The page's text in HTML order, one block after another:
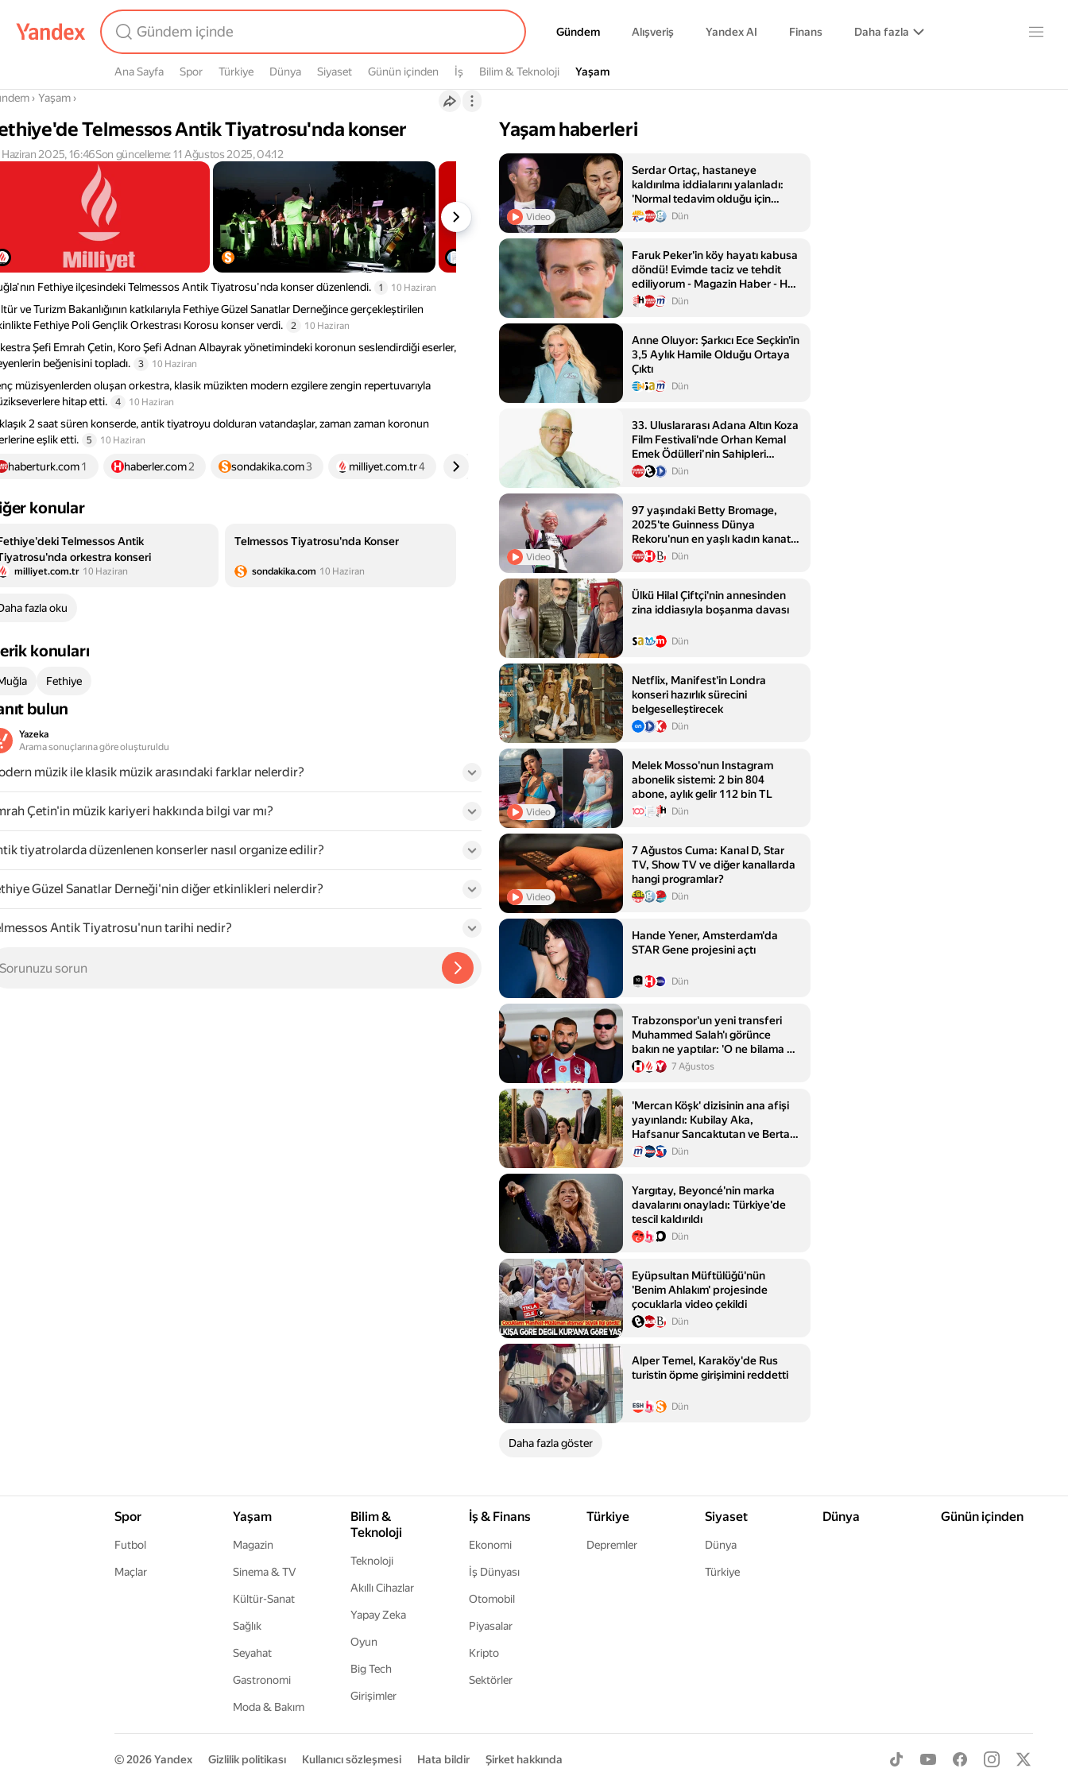
Gündem
Gündem Alışveriş Yandex AI Finans Daha fazla
Ana Sayfa Spor Türkiye Dünya Siyaset Günün içinden İş Bilim & Teknoloji Yaşam
Yaşam
› Yaşam ›
Telmessos Antik Tiyatrosu'nda konser
2025, 16:46Son güncelleme: 11 Ağustos 2025, 04:12
Fethiye ilçesindeki Telmessos Antik Tiyatrosu'nda konser düzenlendi. 1 10 Haziran
ve Turizm Bakanlığının katkılarıyla Fethiye Güzel Sanatlar Derneğince gerçekleştirilen
Fethiye Poli Gençlik Orkestrası Korosu konser verdi.
2 10 Haziran
Şefi Emrah Çetin, Koro Şefi Adnan Albayrak yönetimindeki koronun seslendirdiği eserler,
beğenisini topladı.
3 10 Haziran
müzisyenlerden oluşan orkestra, klasik müzikten modern ezgilere zengin repertuvarıyla
hitap etti.
4 10 Haziran
2 saat süren konserde, antik tiyatroyu dolduran vatandaşlar, zaman zaman koronun
eşlik etti.
5 10 Haziran
haberturk.com1 haberler.com2 sondakika.com3 milliyet.com.tr4 5
konular
Telmessos Antik
orkestra konseri
milliyet.com.tr 10 Haziran
Telmessos Tiyatrosu'nda Konser
sondakika.com 10 Haziran
fazla oku
konuları
Fethiye
bulun
Yazeka
Arama sonuçlarına göre oluşturuldu
müzik ile klasik müzik arasındaki farklar nelerdir?
Çetin'in müzik kariyeri hakkında bilgi var mı?
tiyatrolarda düzenlenen konserler nasıl organize edilir?
Güzel Sanatlar Derneği'nin diğer etkinlikleri nelerdir?
Antik Tiyatrosu'nun tarihi nedir?
Yaşam haberleri
Video
Serdar Ortaç, hastaneye
kaldırılma iddialarını yalanladı:
'Normal tedavim olduğu için
hastanedeydim'
Dün
Faruk Peker'in köy hayatı kabusa
döndü! Evimde taciz ve tehdit
ediliyorum - Magazin Haber - HT
MagazinDün
Anne Oluyor: Şarkıcı Ece Seçkin'in
3,5 Aylık Hamile Olduğu Ortaya
Çıktı
Dün
33. Uluslararası Adana Altın Koza
Film Festivali'nde Orhan Kemal
Emek Ödülleri’nin Sahipleri
AçıklandıDün
Video
97 yaşındaki Betty Bromage,
2025'te Guinness Dünya
Rekoru'nun en yaşlı kadın kanat
yürüyüşçüsüne sahip oldu
Dün
Ülkü Hilal Çiftçi'nin annesinden
zina iddiasıyla boşanma davası
Dün
Netflix, Manifest'in Londra
konseri hazırlık sürecini
belgeselleştirecek
Dün
Video
Melek Mosso'nun Instagram
abonelik sistemi: 2 bin 804
abone, aylık gelir 112 bin TL
Dün
Video
7 Ağustos Cuma: Kanal D, Star
TV, Show TV ve diğer kanallarda
hangi programlar?
Dün
Hande Yener, Amsterdam'da
STAR Gene projesini açtı
Dün
Trabzonspor'un yeni transferi
Muhammed Salah'ı görünce
bakın ne yaptılar: 'O ne bilama bir
şey'
7 Ağustos
'Mercan Köşk' dizisinin ana afişi
yayınlandı: Kubilay Aka,
Hafsanur Sancaktutan ve Bertan
Asllani
Dün
Yargıtay, Beyoncé'nin marka
davalarını onayladı: Türkiye'de
tescil kaldırıldı
Dün
Eyüpsultan Müftülüğü'nün
'Benim Ahlakım' projesinde
çocuklarla video çekildi
Dün
Alper Temel, Karaköy'de Rus
turistin öpme girişimini reddetti
Dün
Daha fazla göster
Spor
Futbol
Maçlar
Yaşam
Magazin
Sinema & TV
Kültür-Sanat
Sağlık
Seyahat
Gastronomi
Moda & Bakım
Bilim &
Teknoloji
Teknoloji
Akıllı Cihazlar
Yapay Zeka
Oyun
Big Tech
Girişimler
İş & Finans
Ekonomi
İş Dünyası
Otomobil
Piyasalar
Kripto
Sektörler
Türkiye
Depremler
Siyaset
Dünya
Türkiye
Dünya Günün içinden
© 2026Yandex Gizlilik politikası Kullanıcı sözleşmesi Hata bildir Şirket hakkında